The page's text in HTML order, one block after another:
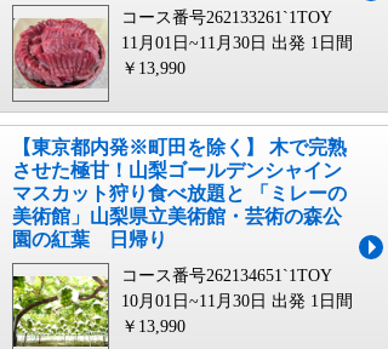
コース番号262133261`1TOY
11月01日~11月30日 出発 1日間
￥13,990
【東京都内発※町田を除く】 木で完熟
させた極甘！山梨ゴールデンシャイン
マスカット狩り食べ放題と 「ミレーの
美術館」山梨県立美術館・芸術の森公
園の紅葉 日帰り
コース番号262134651`1TOY
10月01日~11月30日 出発 1日間
￥13,990